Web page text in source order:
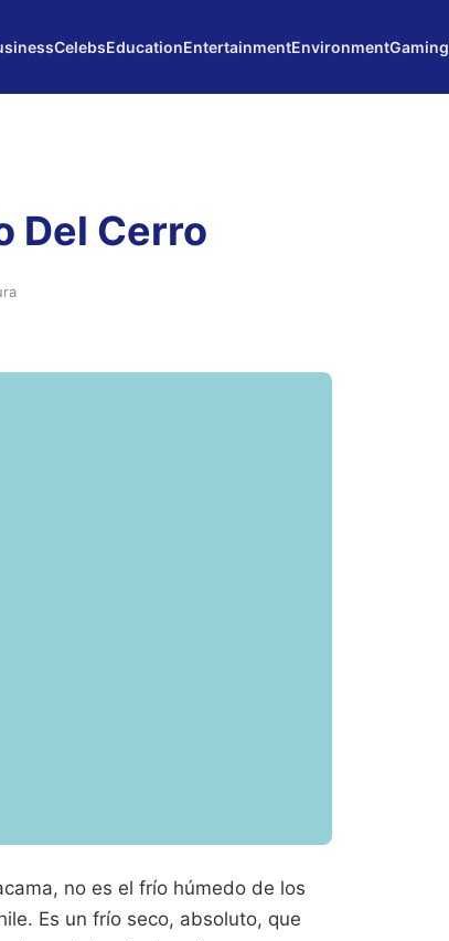
CelebsEducationEntertainmentEnvironmentGaming
Del Cerro
no es el frío húmedo de los
Es un frío seco, absoluto, que